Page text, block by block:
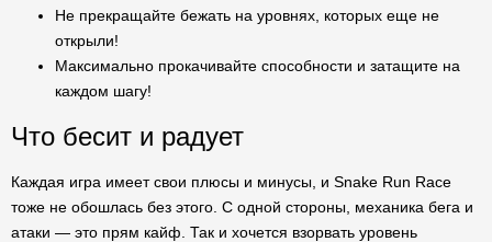
Не прекращайте бежать на уровнях, которых еще не
открыли!
Максимально прокачивайте способности и затащите на
каждом шагу!
Что бесит и радует
Каждая игра имеет свои плюсы и минусы, и Snake Run Race
тоже не обошлась без этого. С одной стороны, механика бега и
атаки — это прям кайф. Так и хочется взорвать уровень